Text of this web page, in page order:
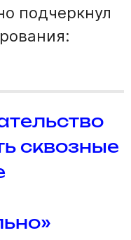
подчеркнул
сквозные